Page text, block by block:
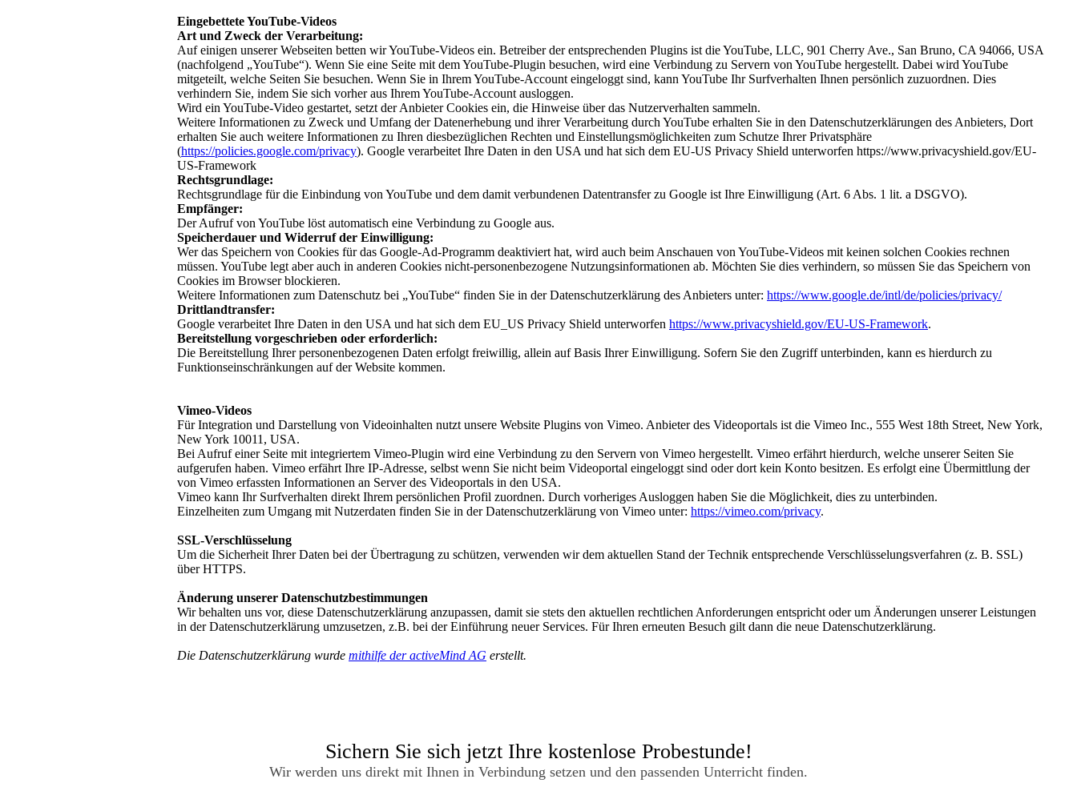
Eingebettete YouTube-Videos
Art und Zweck der Verarbeitung:
Auf einigen unserer Webseiten betten wir YouTube-Videos ein. Betreiber der entsprechenden Plugins ist die YouTube, LLC, 901 Cherry Ave., San Bruno, CA 94066, USA
(nachfolgend „YouTube“). Wenn Sie eine Seite mit dem YouTube-Plugin besuchen, wird eine Verbindung zu Servern von YouTube hergestellt. Dabei wird YouTube
mitgeteilt, welche Seiten Sie besuchen. Wenn Sie in Ihrem YouTube-Account eingeloggt sind, kann YouTube Ihr Surfverhalten Ihnen persönlich zuzuordnen. Dies
verhindern Sie, indem Sie sich vorher aus Ihrem YouTube-Account ausloggen.
Wird ein YouTube-Video gestartet, setzt der Anbieter Cookies ein, die Hinweise über das Nutzerverhalten sammeln.
Weitere Informationen zu Zweck und Umfang der Datenerhebung und ihrer Verarbeitung durch YouTube erhalten Sie in den Datenschutzerklärungen des Anbieters, Dort
erhalten Sie auch weitere Informationen zu Ihren diesbezüglichen Rechten und Einstellungsmöglichkeiten zum Schutze Ihrer Privatsphäre
(https://policies.google.com/privacy). Google verarbeitet Ihre Daten in den USA und hat sich dem EU-US Privacy Shield unterworfen https://www.privacyshield.gov/EU-
US-Framework
Rechtsgrundlage:
Rechtsgrundlage für die Einbindung von YouTube und dem damit verbundenen Datentransfer zu Google ist Ihre Einwilligung (Art. 6 Abs. 1 lit. a DSGVO).
Empfänger:
Der Aufruf von YouTube löst automatisch eine Verbindung zu Google aus.
Speicherdauer und Widerruf der Einwilligung:
Wer das Speichern von Cookies für das Google-Ad-Programm deaktiviert hat, wird auch beim Anschauen von YouTube-Videos mit keinen solchen Cookies rechnen
müssen. YouTube legt aber auch in anderen Cookies nicht-personenbezogene Nutzungsinformationen ab. Möchten Sie dies verhindern, so müssen Sie das Speichern von
Cookies im Browser blockieren.
Weitere Informationen zum Datenschutz bei „YouTube“ finden Sie in der Datenschutzerklärung des Anbieters unter: https://www.google.de/intl/de/policies/privacy/
Drittlandtransfer:
Google verarbeitet Ihre Daten in den USA und hat sich dem EU_US Privacy Shield unterworfen https://www.privacyshield.gov/EU-US-Framework.
Bereitstellung vorgeschrieben oder erforderlich:
Die Bereitstellung Ihrer personenbezogenen Daten erfolgt freiwillig, allein auf Basis Ihrer Einwilligung. Sofern Sie den Zugriff unterbinden, kann es hierdurch zu
Funktionseinschränkungen auf der Website kommen.
Vimeo-Videos
Für Integration und Darstellung von Videoinhalten nutzt unsere Website Plugins von Vimeo. Anbieter des Videoportals ist die Vimeo Inc., 555 West 18th Street, New York,
New York 10011, USA.
Bei Aufruf einer Seite mit integriertem Vimeo-Plugin wird eine Verbindung zu den Servern von Vimeo hergestellt. Vimeo erfährt hierdurch, welche unserer Seiten Sie
aufgerufen haben. Vimeo erfährt Ihre IP-Adresse, selbst wenn Sie nicht beim Videoportal eingeloggt sind oder dort kein Konto besitzen. Es erfolgt eine Übermittlung der
von Vimeo erfassten Informationen an Server des Videoportals in den USA.
Vimeo kann Ihr Surfverhalten direkt Ihrem persönlichen Profil zuordnen. Durch vorheriges Ausloggen haben Sie die Möglichkeit, dies zu unterbinden.
Einzelheiten zum Umgang mit Nutzerdaten finden Sie in der Datenschutzerklärung von Vimeo unter: https://vimeo.com/privacy.
SSL-Verschlüsselung
Um die Sicherheit Ihrer Daten bei der Übertragung zu schützen, verwenden wir dem aktuellen Stand der Technik entsprechende Verschlüsselungsverfahren (z. B. SSL)
über HTTPS.
Änderung unserer Datenschutzbestimmungen
Wir behalten uns vor, diese Datenschutzerklärung anzupassen, damit sie stets den aktuellen rechtlichen Anforderungen entspricht oder um Änderungen unserer Leistungen
in der Datenschutzerklärung umzusetzen, z.B. bei der Einführung neuer Services. Für Ihren erneuten Besuch gilt dann die neue Datenschutzerklärung.
Die Datenschutzerklärung wurde mithilfe der activeMind AG erstellt.
Sichern Sie sich jetzt Ihre kostenlose Probestunde!
Wir werden uns direkt mit Ihnen in Verbindung setzen und den passenden Unterricht finden.